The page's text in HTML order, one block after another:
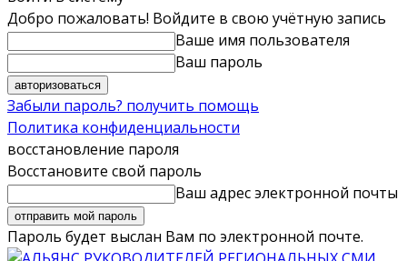
Добро пожаловать! Войдите в свою учётную запись
Ваше имя пользователя
Ваш пароль
Забыли пароль? получить помощь
Политика конфиденциальности
восстановление пароля
Восстановите свой пароль
Ваш адрес электронной почты
Пароль будет выслан Вам по электронной почте.